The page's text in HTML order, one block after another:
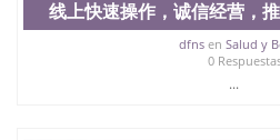
供许多相应科系的实习机会。
(UC)，还是加州州立大学系统
都占据着加州所有大学中的地
学座落于硅谷(Silicon Valley),
地区为全美的重要科技中心。
线上快速操作，诚信经营，
dfnsen Salud y
0
...